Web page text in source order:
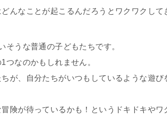
んなことが起こるんだろうとワクワクして
そうな普通の子どもたちです。
つなのかもしれません。
が、自分たちがいつもしているような遊
険が待っているかも！というドキドキや